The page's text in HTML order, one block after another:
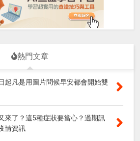
熱門文章
起凡是用圖片問候早安都會開始雙
來了？這5種症狀要當心？過期訊
情資訊